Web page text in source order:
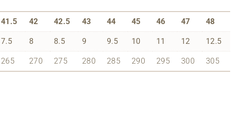
41.5 42 42.5 43 44 45 46 47 48
7.5 8 8.5 9 9.5 10 11 12 12.5
265 270 275 280 285 290 295 300 305